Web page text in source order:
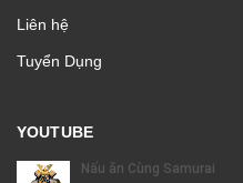
Liên hệ
Tuyển Dụng
YOUTUBE